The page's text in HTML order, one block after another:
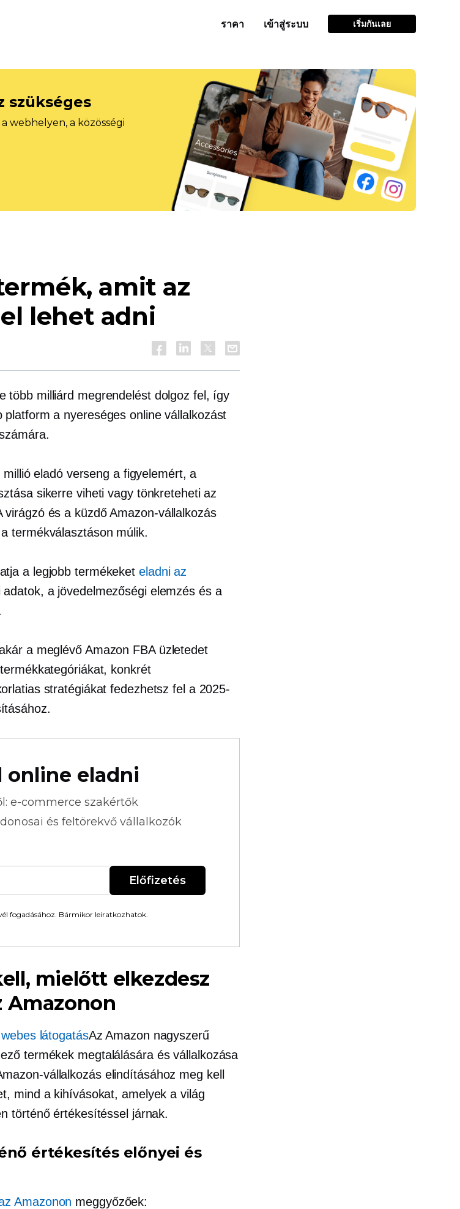
ราคา เข้าสู่ระบบ เริ่มกันเลย
szükséges
webhelyen, a közösségi
amit az
lehet adni
több milliárd megrendelést dolgoz fel, így
platform a nyereséges online vállalkozást
eladó verseng a figyelemért, a
sikerre viheti vagy tönkreteheti az
virágzó és a küzdő Amazon-vállalkozás
termékválasztáson múlik.
a legjobb termékeket eladni az
adatok, a jövedelmezőségi elemzés és a
a meglévő Amazon FBA üzletedet
konkrét
stratégiákat fedezhetsz fel a 2025-
online eladni
e-commerce szakértők
és feltörekvő vállalkozók
Előfizetés
fogadásához. Bármikor leiratkozhatok.
mielőtt elkezdesz
Amazonon
látogatásAz Amazon nagyszerű
termékek megtalálására és vállalkozása
vállalkozás elindításához meg kell
mind a kihívásokat, amelyek a világ
történő értékesítéssel járnak.
értékesítés előnyei és
Amazonon meggyőzőek: